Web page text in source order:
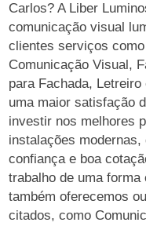
Carlos? A Liber
comunicação visual
clientes serviços
Comunicação Visual,
para Fachada,
uma maior satisfação
investir nos melhores
instalações
confiança e boa
trabalho de uma
também oferecemos
citados, como